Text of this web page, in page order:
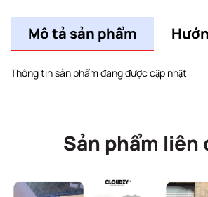
Mô tả sản phẩm
Thông tin sản phẩm đang được cập nhật
Sản phẩm liên